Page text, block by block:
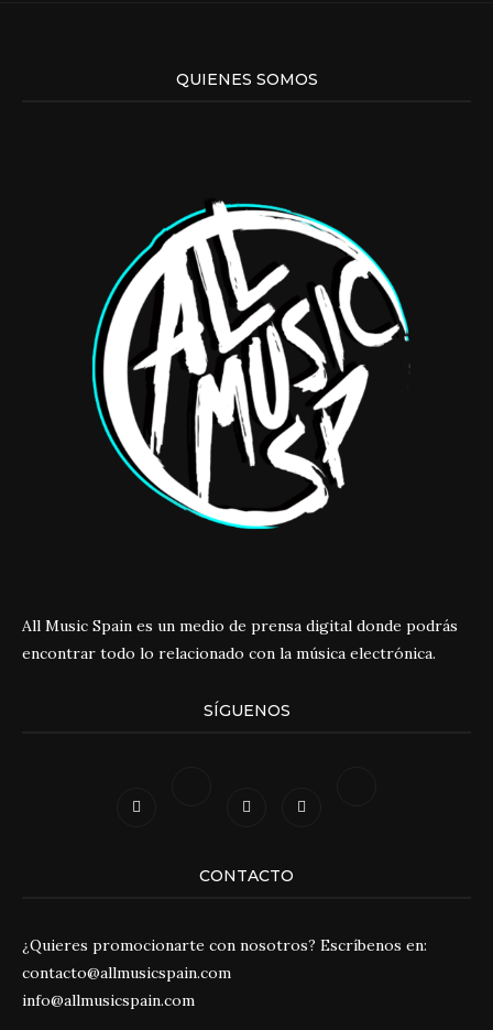
QUIENES SOMOS
All Music Spain es un medio de prensa digital donde podrás
encontrar todo lo relacionado con la música electrónica.
SÍGUENOS
CONTACTO
¿Quieres promocionarte con nosotros? Escríbenos en:
contacto@allmusicspain.com
info@allmusicspain.com